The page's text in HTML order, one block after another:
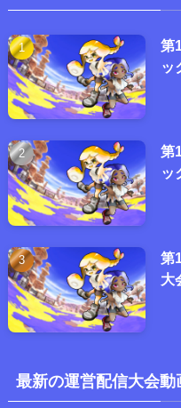
第
ッ
第
ッ
第
大
最新の運営配信大会動